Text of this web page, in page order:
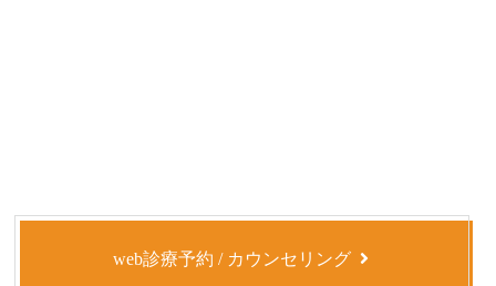
web診療予約 / カウンセリング